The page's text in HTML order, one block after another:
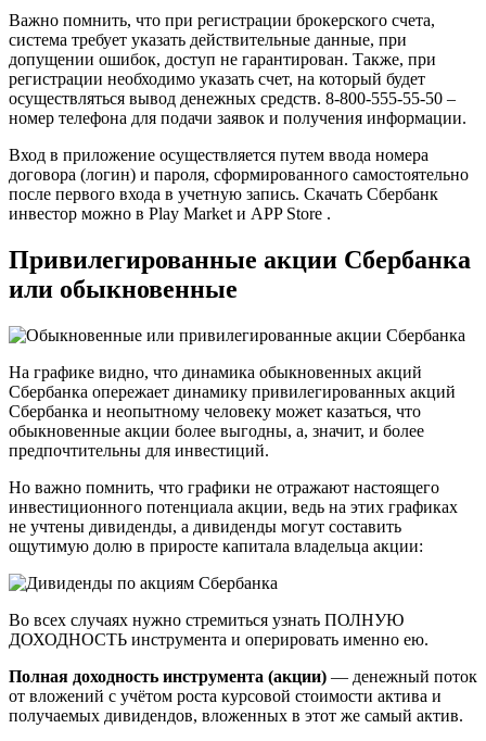
Важно помнить, что при регистрации брокерского счета,
система требует указать действительные данные, при
допущении ошибок, доступ не гарантирован. Также, при
регистрации необходимо указать счет, на который будет
осуществляться вывод денежных средств. 8-800-555-55-50 –
номер телефона для подачи заявок и получения информации.
Вход в приложение осуществляется путем ввода номера
договора (логин) и пароля, сформированного самостоятельно
после первого входа в учетную запись. Скачать Сбербанк
инвестор можно в Play Market и APP Store .
Привилегированные акции Сбербанка
или обыкновенные
На графике видно, что динамика обыкновенных акций
Сбербанка опережает динамику привилегированных акций
Сбербанка и неопытному человеку может казаться, что
обыкновенные акции более выгодны, а, значит, и более
предпочтительны для инвестиций.
Но важно помнить, что графики не отражают настоящего
инвестиционного потенциала акции, ведь на этих графиках
не учтены дивиденды, а дивиденды могут составить
ощутимую долю в приросте капитала владельца акции:
Во всех случаях нужно стремиться узнать ПОЛНУЮ
ДОХОДНОСТЬ инструмента и оперировать именно ею.
Полная доходность инструмента (акции) — денежный поток
от вложений с учётом роста курсовой стоимости актива и
получаемых дивидендов, вложенных в этот же самый актив.